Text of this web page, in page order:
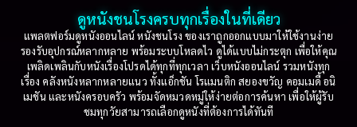
Based on Novel(16)
Betrayal(1)
Biography(3)
2001
2000
1999
1998
1997
1996
1995
1994
1993
1992
ดูหนังชนโรงครบทุกเรื่องในที่เดียว
แพลตฟอร์มดูหนังออนไลน์ หนังชนโรง ของเราถูกออกแบบมาให้ใช้งานง่าย
รองรับอุปกรณ์หลากหลาย พร้อมระบบโหลดไว ดูได้แบบไม่กระตุก เพื่อให้คุณ
เพลิดเพลินกับหนังเรื่องโปรดได้ทุกที่ทุกเวลา เว็บหนังออนไลน์ รวมหนังทุก
เรื่อง คลังหนังหลากหลายแนว ทั้งแอ็กชัน โรแมนติก สยองขวัญ คอมเมดี้ อนิ
เมชัน และหนังครอบครัว พร้อมจัดหมวดหมู่ให้ง่ายต่อการค้นหา เพื่อให้ผู้รับ
ชมทุกวัยสามารถเลือกดูหนังที่ต้องการได้ทันที